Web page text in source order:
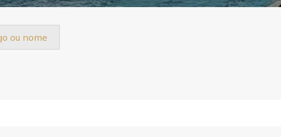
ou nome